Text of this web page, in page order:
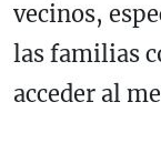
vecinos,
las familias
acceder al